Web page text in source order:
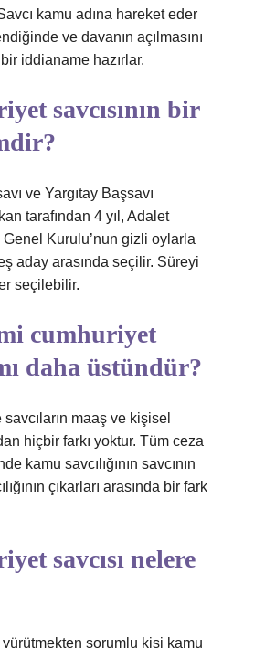
kamu adına hareket eder
ve davanın açılmasını
iddianame hazırlar.
savcısının bir
ve Yargıtay Başsavı
tarafından 4 yıl, Adalet
Genel Kurulu’nun gizli oylarla
aday arasında seçilir. Süreyi
seçilebilir.
cumhuriyet
daha üstündür?
savcıların maaş ve kişisel
hiçbir farkı yoktur. Tüm ceza
kamu savcılığının savcının
çıkarları arasında bir fark
savcısı nelere
yürütmekten sorumlu kişi kamu